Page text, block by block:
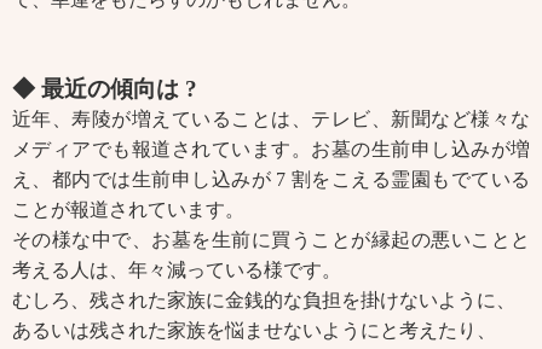
◆ 最近の傾向は ?
近年、寿陵が増えていることは、テレビ、新聞など様々な
メディアでも報道されています。お墓の生前申し込みが増
え、都内では生前申し込みが 7 割をこえる霊園もでている
ことが報道されています。
その様な中で、お墓を生前に買うことが縁起の悪いことと
考える人は、年々減っている様です。
むしろ、残された家族に金銭的な負担を掛けないように、
あるいは残された家族を悩ませないようにと考えたり、